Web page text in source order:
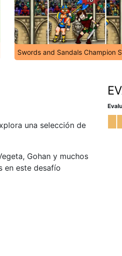
Swords and Sandals Champion
una selección de
Gohan y muchos
en este desafío